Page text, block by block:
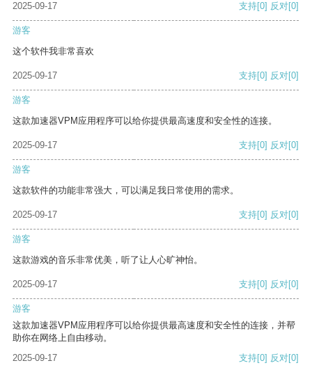
2025-09-17
支持[0] 反对[0]
游客
这个软件我非常喜欢
2025-09-17 支持[0] 反对[0]
游客
这款加速器VPM应用程序可以给你提供最高速度和安全性的连接。
2025-09-17 支持[0] 反对[0]
游客
这款软件的功能非常强大，可以满足我日常使用的需求。
2025-09-17 支持[0] 反对[0]
游客
这款游戏的音乐非常优美，听了让人心旷神怡。
2025-09-17 支持[0] 反对[0]
游客
这款加速器VPM应用程序可以给你提供最高速度和安全性的连接，并帮
助你在网络上自由移动。
2025-09-17
支持[0] 反对[0]